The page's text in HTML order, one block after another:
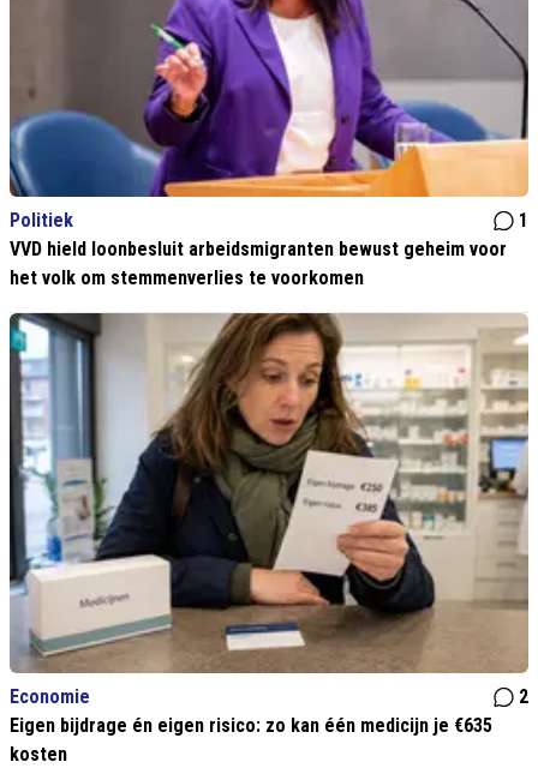
Politiek
1
VVD hield loonbesluit arbeidsmigranten bewust geheim voor
het volk om stemmenverlies te voorkomen
Economie
2
Eigen bijdrage én eigen risico: zo kan één medicijn je €635
kosten